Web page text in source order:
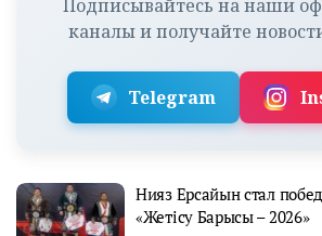
Подписывайтесь на наши
каналы и получайте
Telegram
Нияз Ерсайын стал
«Жетісу Барысы – 2026»